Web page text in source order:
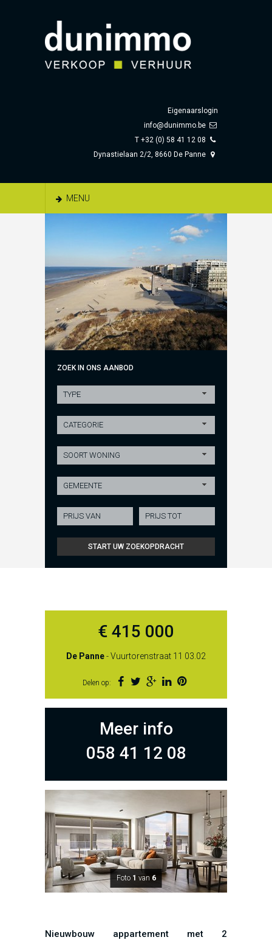
Eigenaarslogin
info@dunimmo.be
T +32 (0) 58 41 12 08
Dynastielaan 2/2, 8660 De Panne
MENU
ZOEK IN ONS AANBOD
TYPE
CATEGORIE
SOORT WONING
GEMEENTE
€ 415 000
De Panne- Vuurtorenstraat 11 03.02
Delen op:
Meer info
058 41 12 08
Foto 1 van 6
Nieuwbouw appartement met 2